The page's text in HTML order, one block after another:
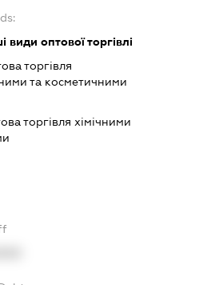
види оптової торгівлі
торгівля
та косметичними
торгівля хімічними